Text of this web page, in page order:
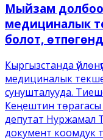
Мыйзам
медициналык
болот,
Кыргызстанда
медициналык
сунушталууда.
Кеңештин
депутат Нуржамал
документ коомдук